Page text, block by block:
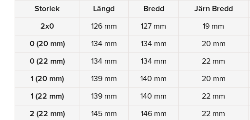
Storlek Längd Bredd Järn Bredd
2x0
126 mm 127 mm 19 mm
0 (20 mm)
134 mm 134 mm 20 mm
0 (22 mm)
134 mm 134 mm 22 mm
1 (20 mm)
139 mm 140 mm 20 mm
1 (22 mm)
139 mm 140 mm 22 mm
2 (22 mm)
145 mm 146 mm 22 mm